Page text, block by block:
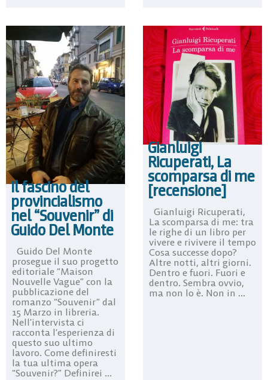
Il fascino del
provincialismo
nel “Souvenir” di
Guido Del Monte
Guido Del Monte
prosegue il suo progetto
editoriale “Maison
Nouvelle Vague” con la
pubblicazione del
romanzo “Souvenir” dal
15 Marzo in libreria.
Nell’intervista ci
racconta l’esperienza di
questo suo ultimo
lavoro. Come definiresti
la tua ultima opera
“Souvenir?” Definirei ...
Gianluigi
Ricuperati, La
scomparsa di me
[recensione]
Gianluigi Ricuperati,
La scomparsa di me: tra
le righe di un libro per
vivere e rivivere il tempo
Cosa successe dopo?
Altre notti, altri giorni.
Dentro e fuori. Fuori e
dentro. Sembra ovvio,
ma non lo è. Non in ...